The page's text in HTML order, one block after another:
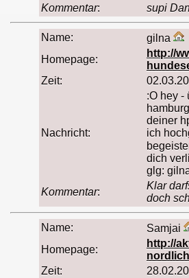
Kommentar: supi
Name:
gilna
Homepage:
http://
Zeit:
Nachricht:
:O hey -
deiner
ich
dich
glg:
Kommentar:
Klar
doch
Name:
Samjai
Homepage:
http://
Zeit: